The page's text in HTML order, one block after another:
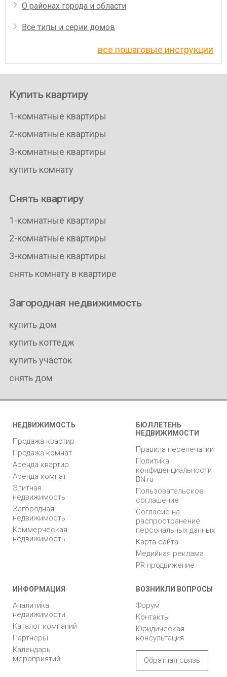
О районах города и области
Все типы и серии домов
все пошаговые инструкции
Купить квартиру
1-комнатные квартиры
2-комнатные квартиры
3-комнатные квартиры
купить комнату
Снять квартиру
1-комнатные квартиры
2-комнатные квартиры
3-комнатные квартиры
снять комнату в квартире
Загородная недвижимость
купить дом
купить коттедж
купить участок
снять дом
НЕДВИЖИМОСТЬ
Продажа квартир
Продажа комнат
Аренда квартир
Аренда комнат
Элитная
недвижимость
Загородная
недвижимость
Коммерческая
недвижимость
БЮЛЛЕТЕНЬ
НЕДВИЖИМОСТИ
Правила перепечатки
Политика
конфиденциальности
BN.ru
Пользовательское
соглашение
Согласие на
распространение
персональных данных
Карта сайта
Медийная реклама
PR продвижение
ИНФОРМАЦИЯ
Аналитика
недвижимости
Каталог компаний
Партнеры
Календарь
мероприятий
ВОЗНИКЛИ ВОПРОСЫ
Форум
Контакты
Юридическая
консультация
Обратная связь